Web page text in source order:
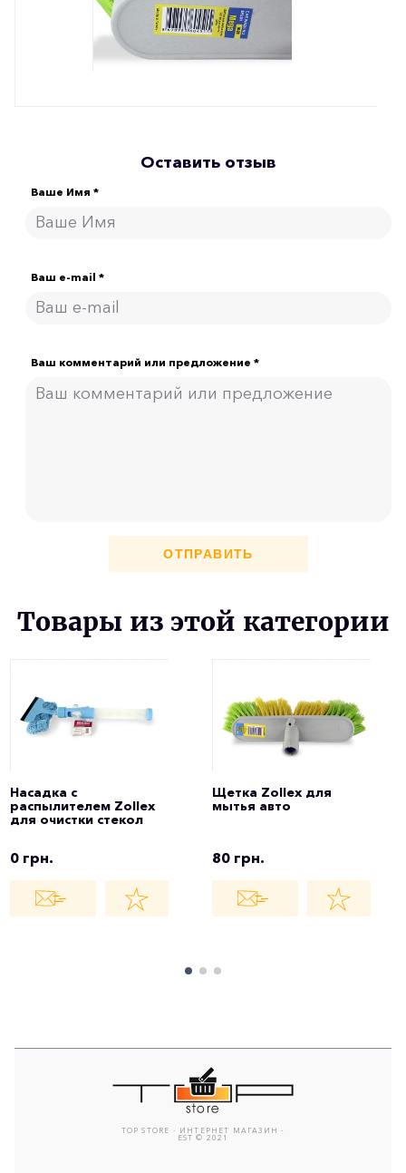
Оставить отзыв
Ваше Имя *
Ваш e-mail *
Ваш комментарий или предложение *
ОТПРАВИТЬ
Товары из этой категории
Насадка с
распылителем Zollex
для очистки стекол
0 грн.
Щетка Zollex для
мытья авто
80 грн.
TOP STORE - ИНТЕРНЕТ МАГАЗИН -
EST © 2021